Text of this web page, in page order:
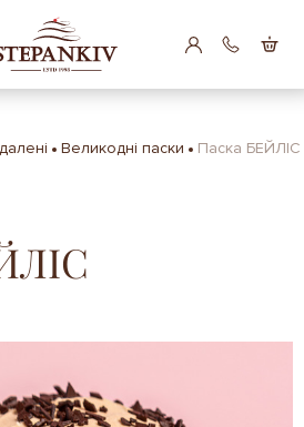
Великодні паски Паска БЕЙЛІС